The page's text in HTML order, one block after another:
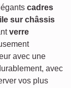
cadres
sur châssis
verre
avec une
avec
vos plus